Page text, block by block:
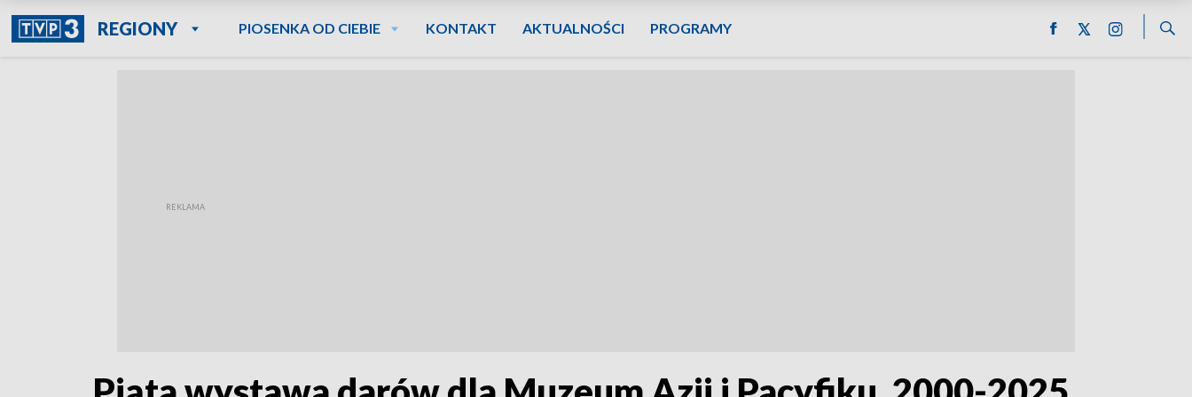
REGIONY PIOSENKA OD CIEBIE KONTAKT AKTUALNOŚCI PROGRAMY